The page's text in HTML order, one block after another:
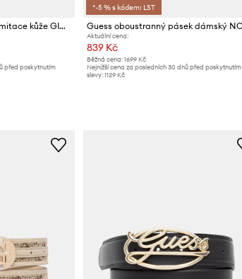
Guess pásek dámský z imitace kůže GIULLY
před poskytnutím
*-5 % s kódem: LST
Aktuální cena:
839 Kč
Běžná cena: 1699 Kč
Nejnižší cena za posledních 30 dnů před poskytnutím
slevy: 1129 Kč